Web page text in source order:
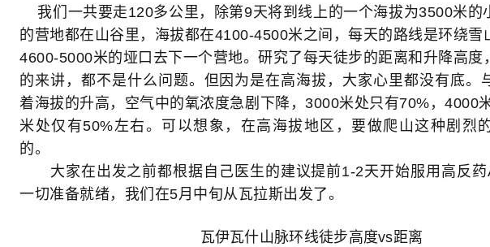
我们一共要走120多公里，除第9天将到线上的一个海拔为3500米的
的营地都在山谷里，海拔都在4100-4500米之间，每天的路线是环绕雪
4600-5000米的垭口去下一个营地。研究了每天徒步的距离和升降高度
的来讲，都不是什么问题。但因为是在高海拔，大家心里都没有底。
着海拔的升高，空气中的氧浓度急剧下降，3000米处只有70%，4000
米处仅有50%左右。可以想象，在高海拔地区，要做爬山这种剧烈
的。
大家在出发之前都根据自己医生的建议提前1-2天开始服用高反药
一切准备就绪，我们在5月中旬从瓦拉斯出发了。
瓦伊瓦什山脉环线徒步高度vs距离